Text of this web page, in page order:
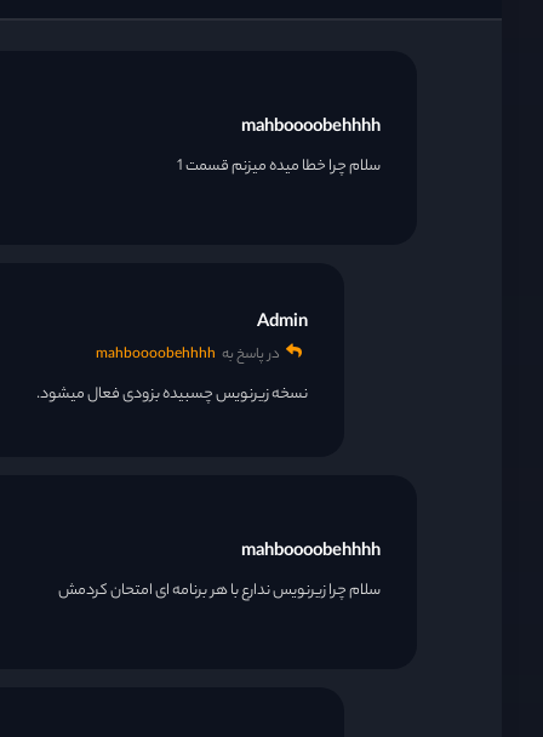
mahboooobehhhh
سلام چرا خطا میده میزنم قسمت 1
Admin
در پاسخ به mahboooobehhhh
نسخه زیرنویس چسبیده بزودی فعال میشود.
mahboooobehhhh
سلام چرا زیرنویس ندارع با هر برنامه ای امتحان کردمش